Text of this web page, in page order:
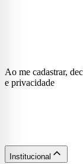
Ao me cadastrar,
e privacidade
Institucional